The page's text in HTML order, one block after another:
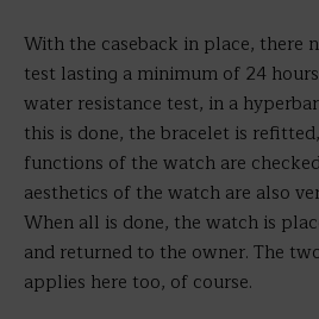
With the caseback in place, there
test lasting a minimum of 24
water resistance test, in a
this is done, the bracelet is
functions of the watch are
aesthetics of the watch are also
When all is done, the watch is
and returned to the owner. The
applies here too, of course.